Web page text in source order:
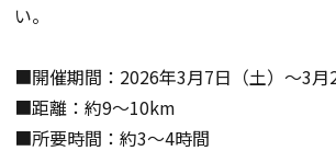
い。
■開催期間：2026年3月7日（土）～3月
■距離：約9～10km
■所要時間：約3～4時間